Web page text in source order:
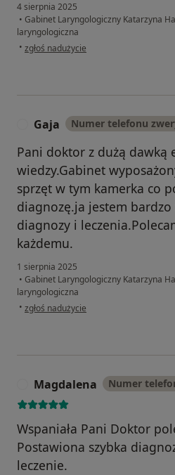
4 sierpnia 2025
• Gabinet Laryngologiczny Katarzyna
laryngologiczna
• w opinii użytkownika Beata
zgłoś nadużycie
Gaja Numer telefonu
Pani doktor z dużą dawką
wiedzy.Gabinet
sprzęt w tym kamerka co
diagnozę.ja jestem
diagnozy i
każdemu.
1 sierpnia 2025
• Gabinet Laryngologiczny Katarzyna
laryngologiczna
• w opinii użytkownika Gaja
zgłoś nadużycie
Magdalena Numer
Wspaniała Pani Doktor
Postawiona szybka
leczenie.